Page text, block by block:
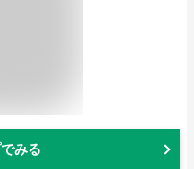
みる